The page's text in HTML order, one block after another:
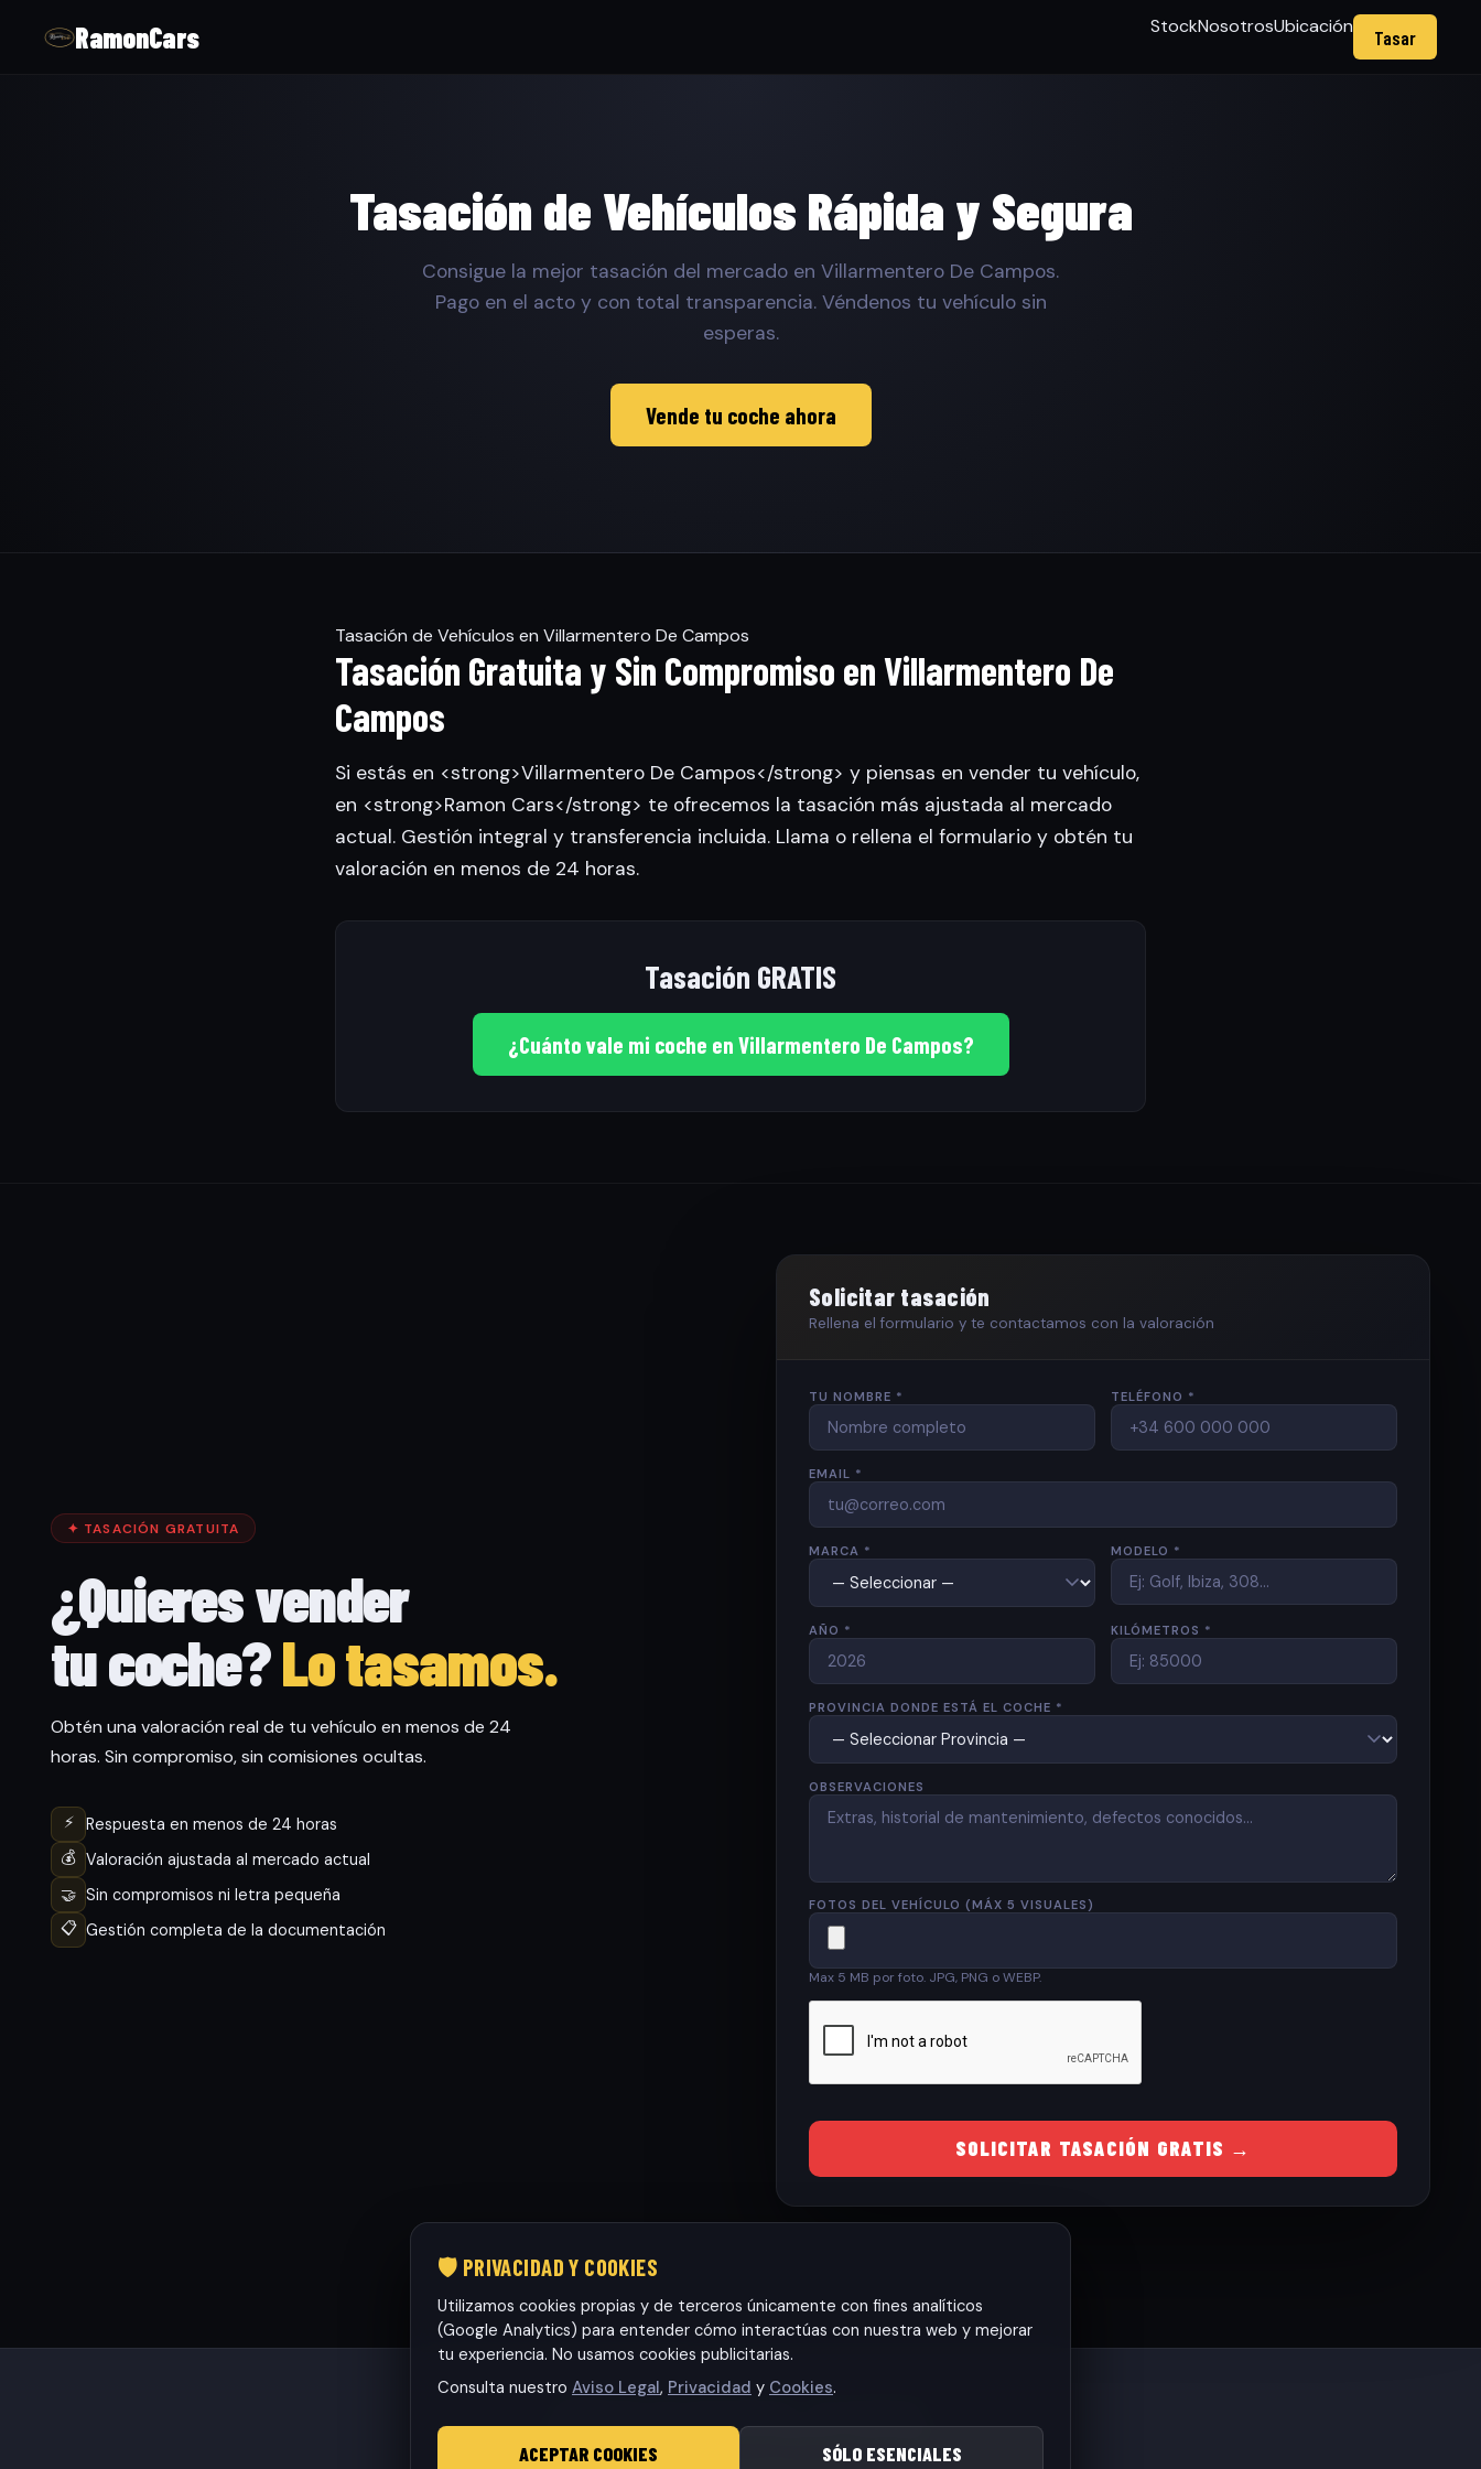
RamonCars StockNosotrosUbicación Tasar
Tasación de Vehículos Rápida y Segura
Consigue la mejor tasación del mercado en Villarmentero De Campos.
Pago en el acto y con total transparencia. Véndenos tu vehículo sin
esperas.
Vende tu coche ahora
Tasación de Vehículos en Villarmentero De Campos
Tasación Gratuita y Sin Compromiso en Villarmentero De
Campos
Si estás en <strong>Villarmentero De Campos</strong> y piensas en vender tu vehículo,
en <strong>Ramon Cars</strong> te ofrecemos la tasación más ajustada al mercado
actual. Gestión integral y transferencia incluida. Llama o rellena el formulario y obtén tu
valoración en menos de 24 horas.
Tasación GRATIS
¿Cuánto vale mi coche en Villarmentero De Campos?
✦ TASACIÓN GRATUITA
¿Quieres vender
tu coche?Lo tasamos.
Obtén una valoración real de tu vehículo en menos de 24
horas. Sin compromiso, sin comisiones ocultas.
⚡
Respuesta en menos de 24 horas
💰 Valoración ajustada al mercado actual
🤝 Sin compromisos ni letra pequeña
📋 Gestión completa de la documentación
Solicitar tasación
Rellena el formulario y te contactamos con la valoración
TU NOMBRE * TELÉFONO *
EMAIL *
MARCA * MODELO *
AÑO * KILÓMETROS *
PROVINCIA DONDE ESTÁ EL COCHE *
OBSERVACIONES
FOTOS DEL VEHÍCULO (MÁX 5 VISUALES)
Max 5 MB por foto. JPG, PNG o WEBP.
SOLICITAR TASACIÓN GRATIS →
© 2026 RamonCars. Todos los derechos reservados.
🛡️ PRIVACIDAD Y COOKIES
Utilizamos cookies propias y de terceros únicamente con fines analíticos
(Google Analytics) para entender cómo interactúas con nuestra web y mejorar
tu experiencia. No usamos cookies publicitarias.
Consulta nuestro Aviso Legal, Privacidad y Cookies.
ACEPTAR COOKIES SÓLO ESENCIALES